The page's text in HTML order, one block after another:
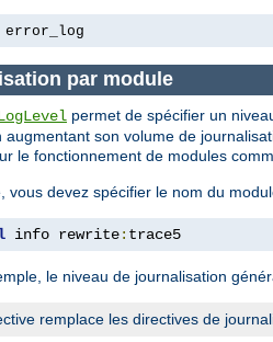
par module
permet de spécifier un
augmentant son volume de
le fonctionnement de modules
vous devez spécifier le nom du
info rewrite: trace5
le niveau de journalisation
remplace les directives de